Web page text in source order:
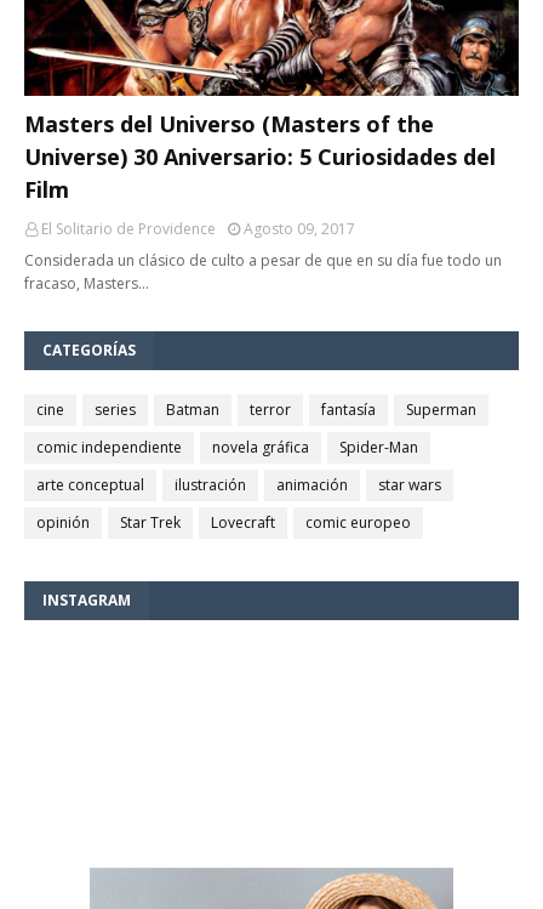
Masters del Universo (Masters of the
Universe) 30 Aniversario: 5 Curiosidades del
Film
El Solitario de Providence
Agosto 09, 2017
Considerada un clásico de culto a pesar de que en su día fue todo un
fracaso, Masters…
CATEGORÍAS
cine series Batman terror fantasía
Superman
comic independiente
novela gráfica
Spider-Man
arte conceptual
ilustración animación
star wars
opinión
Star Trek Lovecraft comic europeo
INSTAGRAM